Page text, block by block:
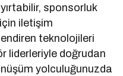
sponsorluk
iletişim
teknolojileri
liderleriyle doğrudan
yolculuğunuzda